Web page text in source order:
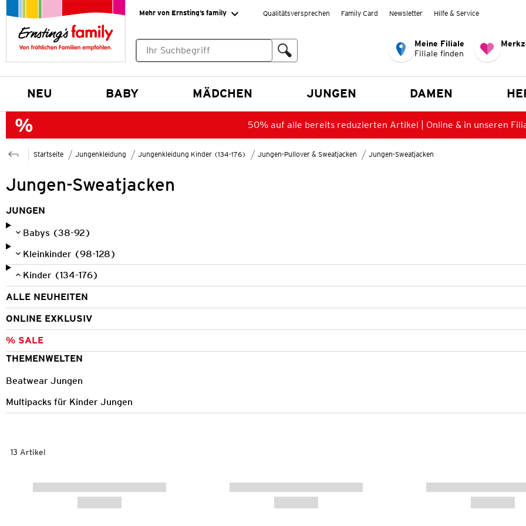
Mehr von Ernsting’s family Qualitätsversprechen Family Card Newsletter Hilfe & Service
Meine Filiale
Filiale finden
NEU BABY MÄDCHEN JUNGEN DAMEN
50% auf alle bereits reduzierten Artikel | Online & in unseren
Startseite Jungenkleidung Jungenkleidung Kinder (134-176) Jungen-Pullover & Sweatjacken Jungen-Sweatjacken
Jungen-Sweatjacken
JUNGEN
Babys (38-92)
Kleinkinder (98-128)
Kinder (134-176)
ALLE NEUHEITEN
ONLINE EXKLUSIV
% SALE
THEMENWELTEN
Beatwear Jungen
Multipacks für Kinder Jungen
13 Artikel